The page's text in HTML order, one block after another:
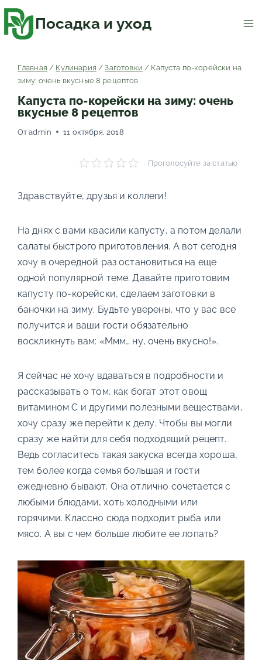
содержимомуПосадка и уход
Главная / Кулинария / Заготовки / Капуста по-корейски на
зиму: очень вкусные 8 рецептов
Капуста по-корейски на зиму: очень
вкусные 8 рецептов
От admin 11 октября, 2018
Проголосуйте за статью
Здравствуйте, друзья и коллеги!
На днях с вами квасили капусту, а потом делали
салаты быстрого приготовления. А вот сегодня
хочу в очередной раз остановиться на еще
одной популярной теме. Давайте приготовим
капусту по-корейски, сделаем заготовки в
баночки на зиму. Будьте уверены, что у вас все
получится и ваши гости обязательно
воскликнуть вам: «Ммм… ну, очень вкусно!».
Я сейчас не хочу вдаваться в подробности и
рассказывать о том, как богат этот овощ
витамином С и другими полезными веществами,
хочу сразу же перейти к делу. Чтобы вы могли
сразу же найти для себя подходящий рецепт.
Ведь согласитесь такая закуска всегда хороша,
тем более когда семья большая и гости
ежедневно бывают. Она отлично сочетается с
любыми блюдами, хоть холодными или
горячими. Классно сюда подходит рыба или
мясо. А вы с чем больше любите ее лопать?